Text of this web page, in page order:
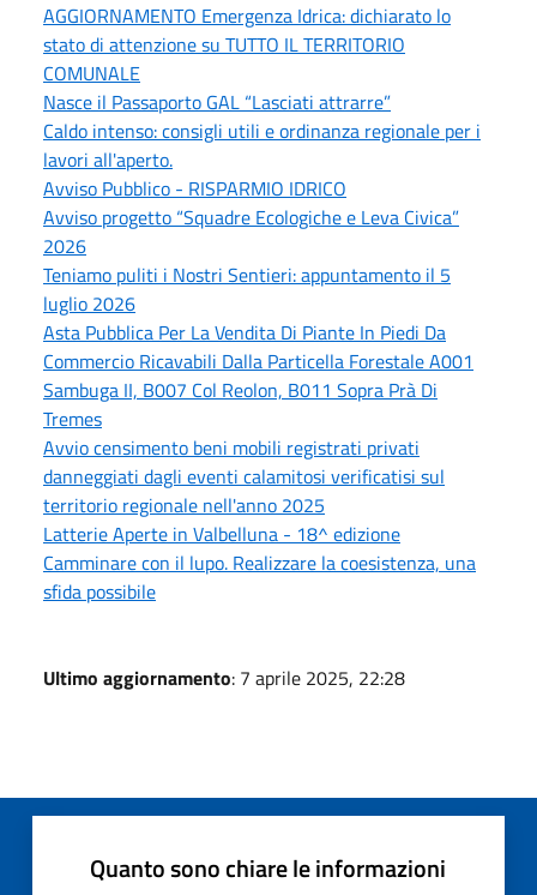
AGGIORNAMENTO Emergenza Idrica: dichiarato lo
stato di attenzione su TUTTO IL TERRITORIO
COMUNALE
Nasce il Passaporto GAL “Lasciati attrarre”
Caldo intenso: consigli utili e ordinanza regionale per i
lavori all'aperto.
Avviso Pubblico - RISPARMIO IDRICO
Avviso progetto “Squadre Ecologiche e Leva Civica”
2026
Teniamo puliti i Nostri Sentieri: appuntamento il 5
luglio 2026
Asta Pubblica Per La Vendita Di Piante In Piedi Da
Commercio Ricavabili Dalla Particella Forestale A001
Sambuga II, B007 Col Reolon, B011 Sopra Prà Di
Tremes
Avvio censimento beni mobili registrati privati
danneggiati dagli eventi calamitosi verificatisi sul
territorio regionale nell'anno 2025
Latterie Aperte in Valbelluna - 18^ edizione
Camminare con il lupo. Realizzare la coesistenza, una
sfida possibile
Ultimo aggiornamento: 7 aprile 2025, 22:28
Quanto sono chiare le informazioni